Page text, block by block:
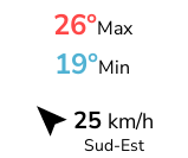
26°Max
19°Min
25 km/h
Sud-Est